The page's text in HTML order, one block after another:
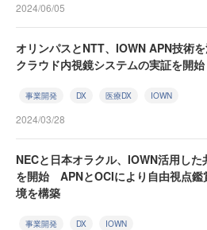
2024/06/05
オリンパスとNTT、IOWN APN技術
クラウド内視鏡システムの実証を開始
事業開発 DX 医療DX IOWN
2024/03/28
NECと日本オラクル、IOWN活用した
を開始 APNとOCIにより自由視点鑑
境を構築
事業開発 DX IOWN